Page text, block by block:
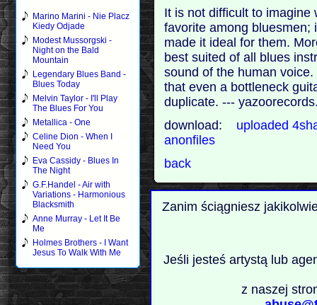
Marino Marini - Nie Placz
Kiedy Odjade
Modest Mussorgski -
Night on the Bald
Mountain
Legendary Blues Band -
Blues Today
Melvin Taylor - I'll Play
The Blues For You
Metallica - One
Celine Dion - When I
Need You
Eva Cassidy - Blues In
The Night
G.F.Handel - Air with
Variations - Harmonious
Blacksmith
Anne Murray - Let It Be
Me
Holmes Brothers - I Want
Jesus To Walk With Me
It is not difficult to imagine
favorite among bluesmen;
made it ideal for them.
best suited of all blues
sound of the human
that even a bottleneck
duplicate. ---
download: uploaded
anonfiles
back
Zanim ściągniesz
Jeśli jesteś artystą lub
z naszej